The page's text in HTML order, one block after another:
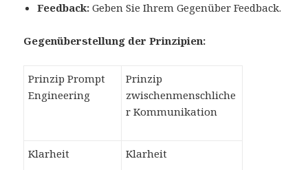
Feedback: Geben Sie Ihrem Gegenüber Feedback.
Gegenüberstellung der Prinzipien:
Prinzip Prompt
Engineering
Prinzip
zwischenmenschliche
r Kommunikation
Klarheit Klarheit